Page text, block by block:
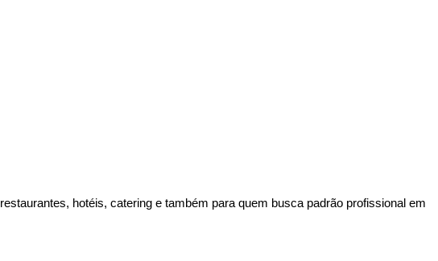
hotéis, catering e também para quem busca padrão profissional em